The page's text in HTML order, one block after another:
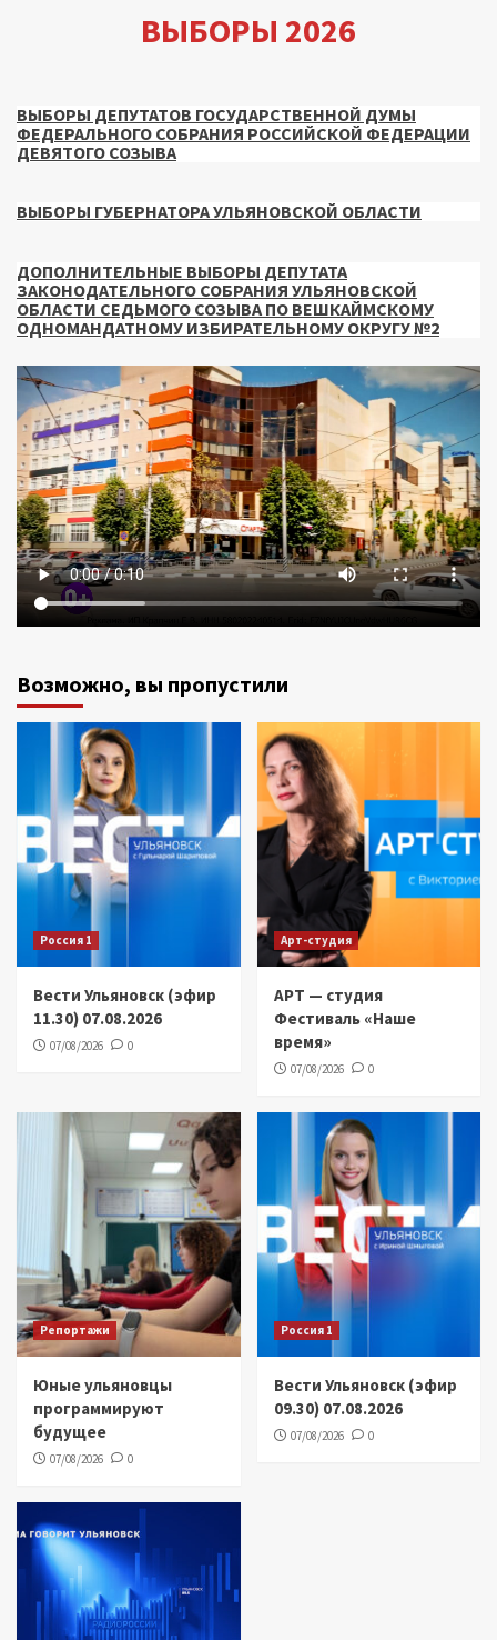
ВЫБОРЫ 2026
ВЫБОРЫ ДЕПУТАТОВ ГОСУДАРСТВЕННОЙ ДУМЫ
ФЕДЕРАЛЬНОГО СОБРАНИЯ РОССИЙСКОЙ ФЕДЕРАЦИИ
ДЕВЯТОГО СОЗЫВА
ВЫБОРЫ ГУБЕРНАТОРА УЛЬЯНОВСКОЙ ОБЛАСТИ
ДОПОЛНИТЕЛЬНЫЕ ВЫБОРЫ ДЕПУТАТА
ЗАКОНОДАТЕЛЬНОГО СОБРАНИЯ УЛЬЯНОВСКОЙ
ОБЛАСТИ СЕДЬМОГО СОЗЫВА ПО ВЕШКАЙМСКОМУ
ОДНОМАНДАТНОМУ ИЗБИРАТЕЛЬНОМУ ОКРУГУ №2
Возможно, вы пропустили
Россия 1
Вести Ульяновск (эфир
11.30) 07.08.2026
07/08/2026 0
Арт-студия
АРТ — студия
Фестиваль «Наше
время»
07/08/2026 0
Репортажи
Юные ульяновцы
программируют
будущее
07/08/2026 0
Россия 1
Вести Ульяновск (эфир
09.30) 07.08.2026
07/08/2026 0